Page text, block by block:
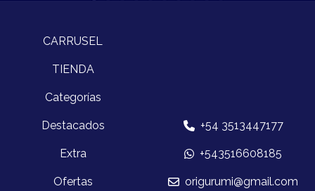
CARRUSEL
TIENDA
Categorías
Destacados
Extra
Ofertas
+54 3513447177
+543516608185
origurumi@gmail.com